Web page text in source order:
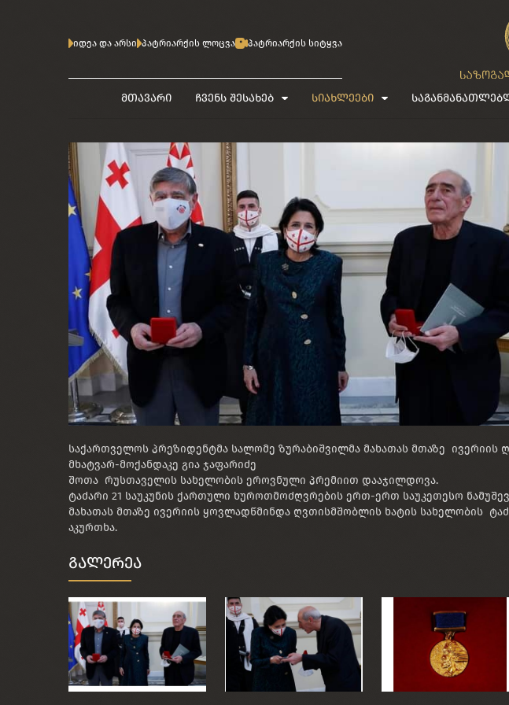
იდეა და არსი პატრიარქის ლოცვა პატრიარქის სიტყვა
მთავარი ჩვენს შესახებ სიახლეები
საქართველოს პრეზიდენტმა სალომე ზურაბიშვილმა მახათას მთაზე
მხატვარ-მოქანდაკე გია ჯაფარიძე
შოთა რუსთაველის სახელობის ეროვნული პრემიით დააჯილდოვა.
ტაძარი 21 საუკუნის ქართული ხუროთმოძღვრების ერთ-ერთ საუკეთესო
მახათას მთაზე ივერიის ყოვლადწმინდა ღვთისმშობლის ხატის სახელობის
აკურთხა.
გალერეა